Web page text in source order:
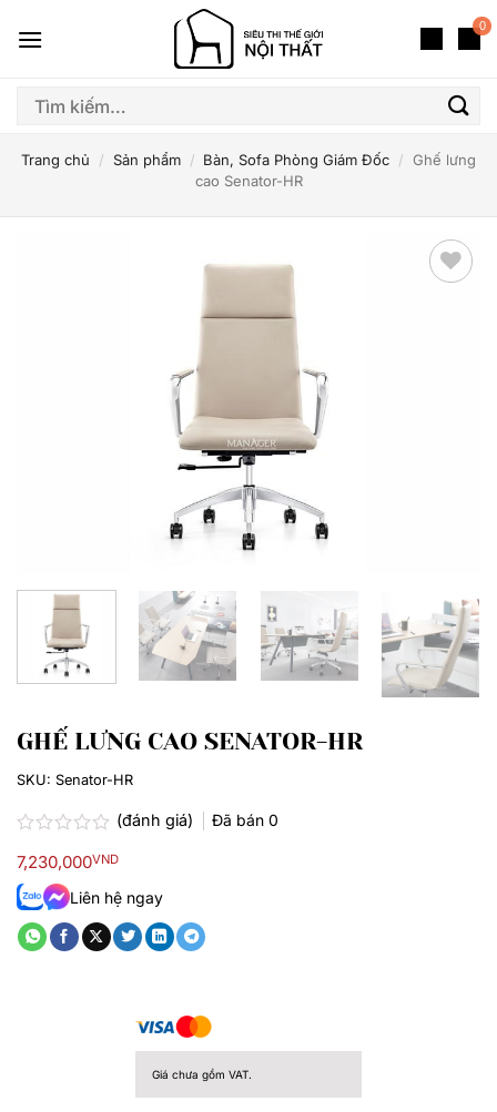
qua
dung
0
Tìm
Trang chủ / Sản phẩm / Bàn, Sofa Phòng Giám Đốc / Ghế lưng
cao Senator-HR
GHẾ LƯNG CAO SENATOR-HR
xếp
hạng
0.0
sao
(đánh giá) Đã bán 0
7,230,000VND
Liên hệ ngay
Giá chưa gồm VAT.
SKU: Senator-HR